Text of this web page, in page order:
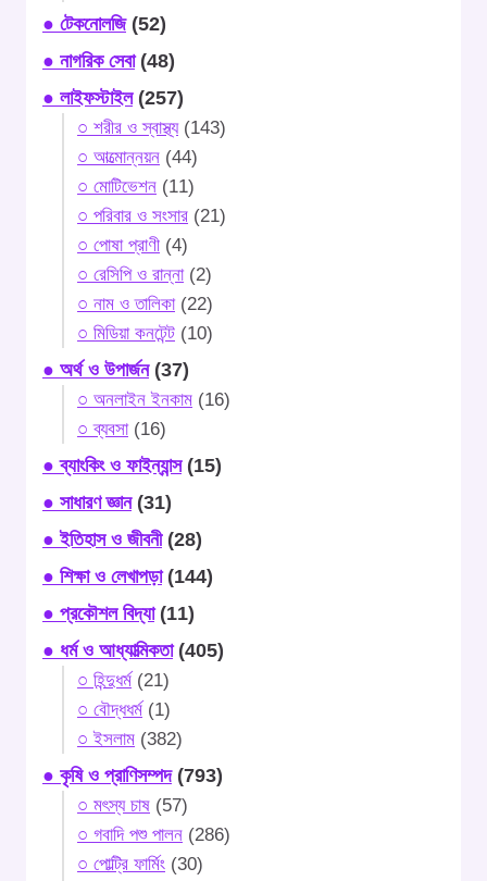
● টেকনোলজি(52)
● নাগরিক সেবা(48)
● লাইফস্টাইল(257)
○ শরীর ও স্বাস্থ্য(143)
○ আত্মোন্নয়ন (44)
○ মোটিভেশন (11)
○ পরিবার ও সংসার (21)
○ পোষা প্রাণী (4)
○ রেসিপি ও রান্না(2)
○ নাম ও তালিকা(22)
○ মিডিয়া কনটেন্ট (10)
● অর্থ ও উপার্জন(37)
○ অনলাইন ইনকাম (16)
○ ব্যবসা(16)
● ব্যাংকিং ও ফাইন্যান্স(15)
● সাধারণ জ্ঞান(31)
● ইতিহাস ও জীবনী(28)
● শিক্ষা ও লেখাপড়া(144)
● প্রকৌশল বিদ্যা(11)
● ধর্ম ও আধ্যাত্মিকতা(405)
○ হিন্দুধর্ম(21)
○ বৌদ্ধধর্ম(1)
○ ইসলাম (382)
● কৃষি ও প্রাণিসম্পদ(793)
○ মৎস্য চাষ (57)
○ গবাদি পশু পালন (286)
○ পোল্ট্রি ফার্মিং (30)